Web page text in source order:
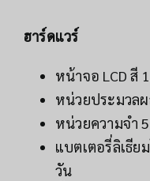
ฮาร์ดแวร์
หน้าจอ LCD สี
หน่วยประมวลผ
หน่วยความจำ
แบตเตอรี่ลิเธีย
วัน